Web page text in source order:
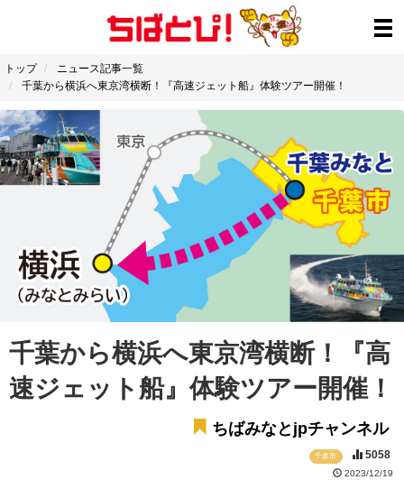
トップ
ニュース記事一覧
千葉から横浜へ東京湾横断！『高速ジェット船』体験ツアー開催！
千葉から横浜へ東京湾横断！『高
速ジェット船』体験ツアー開催！
ちばみなとjpチャンネル
千葉市 5058
2023/12/19